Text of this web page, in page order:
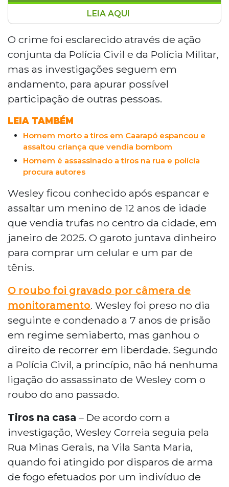
Um adolescente de 16 anos foi detido em
Caarapó, a 274 km de Campo Grande, suspeito
de matar Wesley Gutierrez Correia, de 20 anos,
a tiros na segunda-feira (1º). O jovem confessou
o crime e disse ter sido ameaçado pela vítima.
Wesley ficou conhecido por agredir e roubar
um menino de 12 anos que vendia trufas em
regime semiaberto, mas recorreu em
liberdade.
LEIA AQUI
O crime foi esclarecido através de ação
conjunta da Polícia Civil e da Polícia Militar,
mas as investigações seguem em
andamento, para apurar possível
participação de outras pessoas.
LEIA TAMBÉM
Homem morto a tiros em Caarapó espancou e
assaltou criança que vendia bombom
Homem é assassinado a tiros na rua e polícia
procura autores
Wesley ficou conhecido após espancar e
assaltar um menino de 12 anos de idade
que vendia trufas no centro da cidade, em
janeiro de 2025. O garoto juntava dinheiro
para comprar um celular e um par de
tênis.
O roubo foi gravado por câmera de
monitoramento. Wesley foi preso no dia
seguinte e condenado a 7 anos de prisão
em regime semiaberto, mas ganhou o
direito de recorrer em liberdade. Segundo
a Polícia Civil, a princípio, não há nenhuma
ligação do assassinato de Wesley com o
roubo do ano passado.
Tiros na casa – De acordo com a
investigação, Wesley Correia seguia pela
Rua Minas Gerais, na Vila Santa Maria,
quando foi atingido por disparos de arma
de fogo efetuados por um indivíduo de